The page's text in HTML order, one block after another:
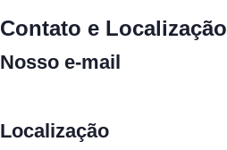
Contato e Localização
Nosso e-mail
Localização